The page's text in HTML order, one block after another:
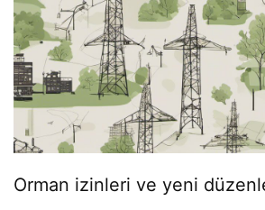
Orman izinleri ve yeni